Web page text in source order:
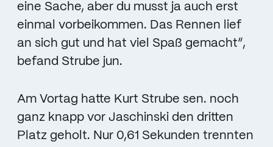
eine Sache, aber du musst ja auch erst
einmal vorbeikommen. Das Rennen lief
an sich gut und hat viel Spaß gemacht“,
befand Strube jun.
Am Vortag hatte Kurt Strube sen. noch
ganz knapp vor Jaschinski den dritten
Platz geholt. Nur 0,61 Sekunden trennten